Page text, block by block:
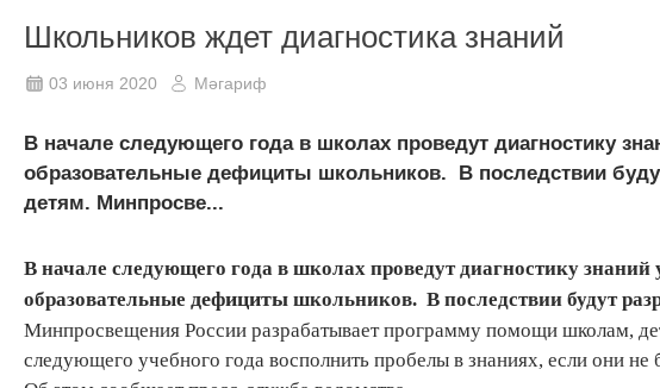
Школьников ждет диагностика знаний
03 июня 2020 Мәгариф
В начале следующего года в школах проведут диагностику
образовательные дефициты школьников. В последствии
детям. Минпросве...
В начале следующего года в школах проведут диагностику
образовательные дефициты школьников. В последствии будут
Минпросвещения России разрабатывает программу помощи школам,
следующего учебного года восполнить пробелы в знаниях, если они